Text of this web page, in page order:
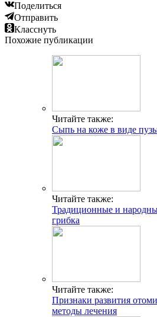
Поделиться
Отправить
Класснуть
Похожие публикации
Читайте также:
Сыпь на коже в виде
Читайте также:
Традиционные и
грибка
Читайте также:
Признаки развития
методы лечения